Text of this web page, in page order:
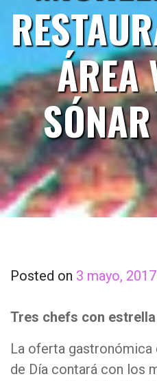
ÁREA
Posted on 3 mayo, 2017
Tres chefs con
La oferta gastronómica
de Día contará con los